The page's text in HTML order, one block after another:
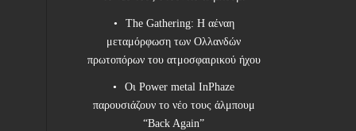
The Gathering: Η αέναη
μεταμόρφωση των Ολλανδών
πρωτοπόρων του ατμοσφαιρικού ήχου
Οι Power metal InPhaze
παρουσιάζουν το νέο τους άλμπουμ
“Back Again”